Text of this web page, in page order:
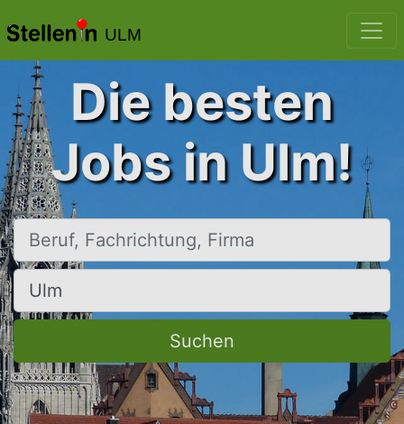
ULM
Die besten
Jobs in Ulm!
Beruf, Fachrichtung, Firma
Ort, Stadt
Suchen